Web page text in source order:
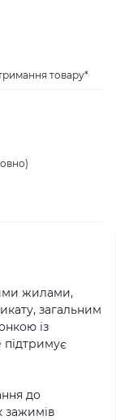
жилами,
загальним
із
підтримує
до
зажимів
товару*